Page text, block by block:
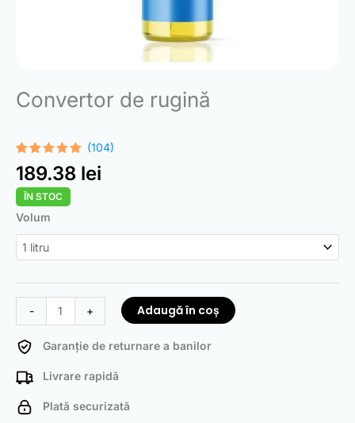
Convertor de rugină
Evaluat la
4.99din 5
pe baza a
104
evaluări de
la clienți
(104)
189.38 lei
ÎN STOC
Volum
-
Cantitate
Rust
Converter
+ Adaugă în coș
Garanție de returnare a banilor
Livrare rapidă
Plată securizată